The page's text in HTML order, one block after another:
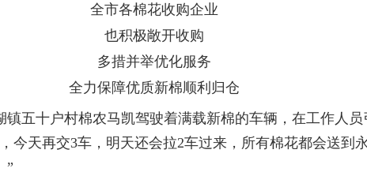
全市各棉花收购企业
也积极敞开收购
多措并举优化服务
全力保障优质新棉顺利归仓
五十户村棉农马凯驾驶着满载新棉的车辆，在工作人
今天再交3车，明天还会拉2车过来，所有棉花都会送到
”